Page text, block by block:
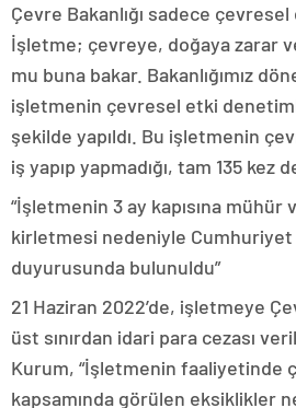
Çevre Bakanlığı sadece
İşletme; çevreye, doğaya zarar
mu buna bakar. Bakanlığımız
işletmenin çevresel etki
şekilde yapıldı. Bu işletmenin
iş yapıp yapmadığı, tam 135 kez
“İşletmenin 3 ay kapısına
kirletmesi nedeniyle Cumhuriyet
duyurusunda bulunuldu”
21 Haziran 2022’de, işletmeye
üst sınırdan idari para cezası
Kurum, “İşletmenin faaliyetinde
kapsamında görülen eksiklikler